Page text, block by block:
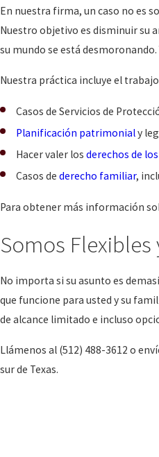
En nuestra firma, un caso no es
Nuestro objetivo es disminuir su
su mundo se está
Nuestra práctica incluye el
Casos de Servicios de
Planificación patrimonialy
Hacer valer losderechos de
Casos dederecho familiar,
Para obtener más información
Somos Flexibles
No importa si su asunto es
que funcione para usted y su
de alcance limitado e incluso
Llámenos al (512) 488-3612 o
sur de Texas.